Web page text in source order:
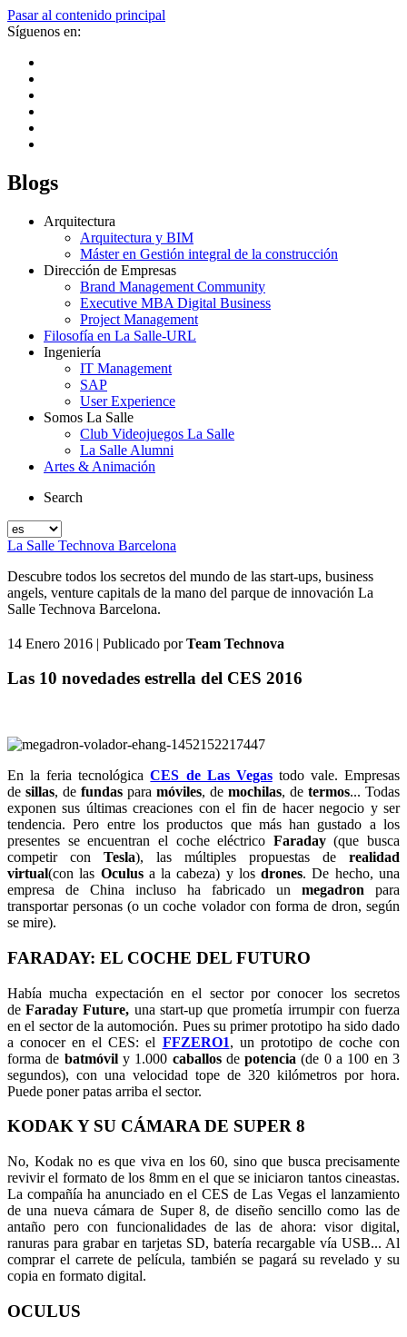
Pasar al contenido principal
Síguenos en:
Blogs
Arquitectura
Arquitectura y BIM
Máster en Gestión integral de la construcción
Dirección de Empresas
Brand Management Community
Executive MBA Digital Business
Project Management
Filosofía en La Salle-URL
Ingeniería
IT Management
SAP
User Experience
Somos La Salle
Club Videojuegos La Salle
La Salle Alumni
Artes & Animación
Search
La Salle Technova Barcelona
Descubre todos los secretos del mundo de las start-ups, business
angels, venture capitals de la mano del parque de innovación La
Salle Technova Barcelona.
14 Enero 2016 | Publicado porTeam Technova
Las 10 novedades estrella del CES 2016
En la feria tecnológicaCES de Las Vegastodo vale. Empresas
de sillas, de fundas para móviles, de mochilas, de termos... Todas
exponen sus últimas creaciones con el fin de hacer negocio y ser
tendencia. Pero entre los productos que más han gustado a los
presentes se encuentran el coche eléctrico Faraday(que busca
competir con Tesla), las múltiples propuestas de realidad
virtual(con las Oculusa la cabeza) y losdrones. De hecho, una
empresa de China incluso ha fabricado un megadron para
transportar personas (o un coche volador con forma de dron, según
se mire).
FARADAY: EL COCHE DEL FUTURO
Había mucha expectación en el sector por conocer los secretos
deFaraday Future, una start-up que prometía irrumpir con fuerza
en el sector de la automoción. Pues su primer prototipo ha sido dado
a conocer en el CES: el FFZERO1, un prototipo de coche con
forma de batmóvily 1.000 caballosdepotencia (de 0 a 100 en 3
segundos), con una velocidad tope de 320 kilómetros por hora.
Puede poner patas arriba el sector.
KODAK Y SU CÁMARA DE SUPER 8
No, Kodak no es que viva en los 60, sino que busca precisamente
revivir el formato de los 8mm en el que se iniciaron tantos cineastas.
La compañía ha anunciado en el CES de Las Vegas el lanzamiento
de una nueva cámara de Super 8, de diseño sencillo como las de
antaño pero con funcionalidades de las de ahora: visor digital,
ranuras para grabar en tarjetas SD, batería recargable vía USB... Al
comprar el carrete de película, también se pagará su revelado y su
copia en formato digital.
OCULUS